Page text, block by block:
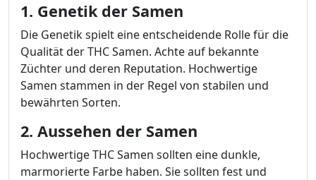
1. Genetik der Samen
Die Genetik spielt eine entscheidende Rolle für die
Qualität der THC Samen. Achte auf bekannte
Züchter und deren Reputation. Hochwertige
Samen stammen in der Regel von stabilen und
bewährten Sorten.
2. Aussehen der Samen
Hochwertige THC Samen sollten eine dunkle,
marmorierte Farbe haben. Sie sollten fest und